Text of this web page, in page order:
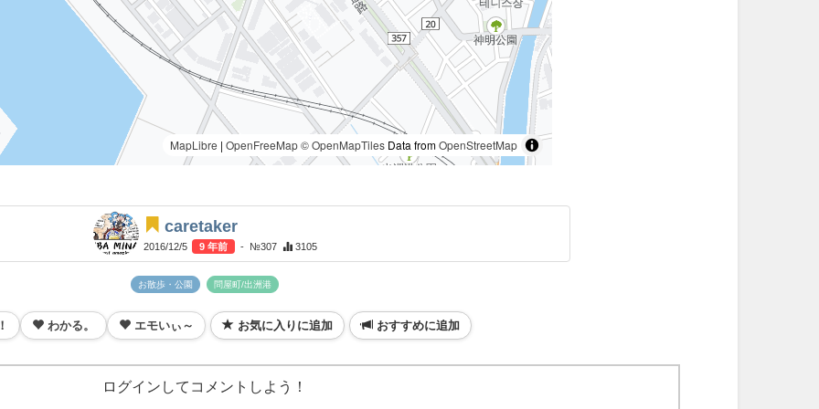
MapLibre | OpenFreeMap© OpenMapTiles Data fromOpenStreetMap
caretaker
2016/12/5 9 年前 - №307 3105
お散歩・公園 問屋町/出洲港
わかる。 エモいぃ～ お気に入りに追加 おすすめに追加
ログインしてコメントしよう！